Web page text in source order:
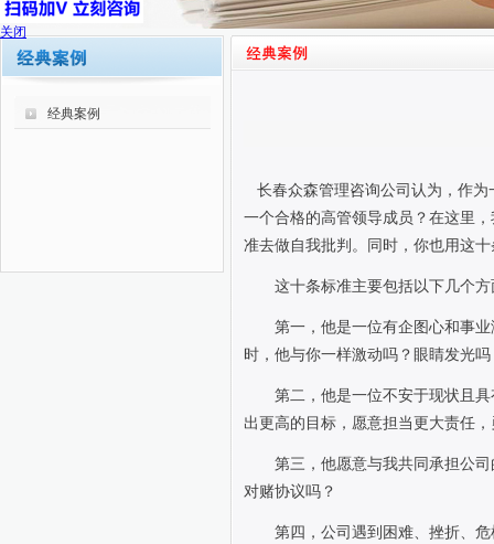
经典案例
长春众森管理咨询公司认为，作
一个合格的高管领导成员？在这里
准去做自我批判。同时，你也用这
这十条标准主要包括以下几个方
第一，他是一位有企图心和事
时，他与你一样激动吗？眼睛发光
第二，他是一位不安于现状且
出更高的目标，愿意担当更大责任
第三，他愿意与我共同承担公
对赌协议吗？
第四，公司遇到困难、挫折、
关闭